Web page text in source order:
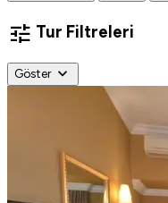
tune Tur Filtreleri
Göster expand_more